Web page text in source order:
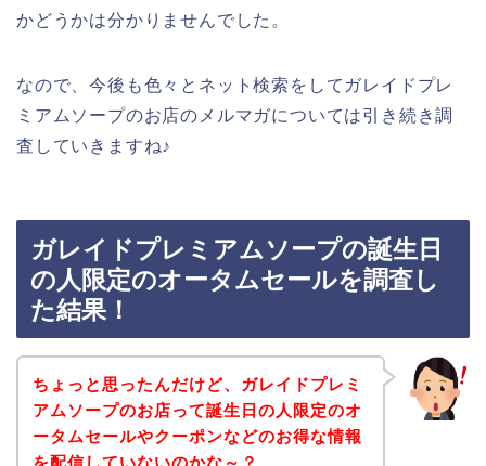
かどうかは分かりませんでした。
なので、今後も色々とネット検索をしてガレイドプレ
ミアムソープのお店のメルマガについては引き続き調
査していきますね♪
ガレイドプレミアムソープの誕生日
の人限定のオータムセールを調査し
た結果！
ちょっと思ったんだけど、ガレイドプレミ
アムソープのお店って誕生日の人限定のオ
ータムセールやクーポンなどのお得な情報
を配信していないのかな～？